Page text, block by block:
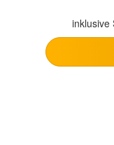
inklusive